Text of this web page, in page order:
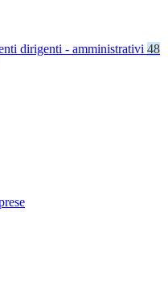
dirigenti - amministrativi 48